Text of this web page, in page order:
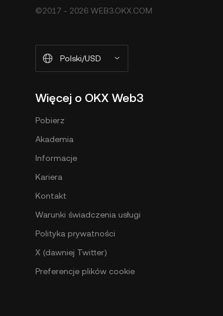
©2017 - 2026 WEB3.OKX.COM
Polski/USD
Więcej o OKX Web3
Pobierz
Akademia
Informacje
Kariera
Kontakt
Warunki świadczenia usługi
Polityka prywatności
X (dawniej Twitter)
Preferencje plików cookie